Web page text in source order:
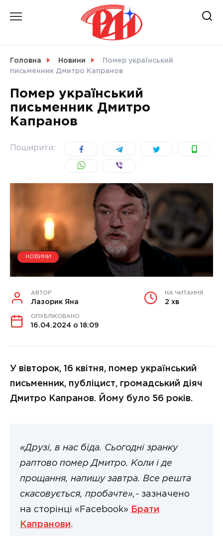
Головна Новини
Помер український
письменник Дмитро Капранов
Помер український
письменник Дмитро
Капранов
Поширити:
НОВИНИ
АВТОР
Лазорик Яна
НА ЧИТАННЯ
2 хв
ОПУБЛІКОВАНО
16.04.2024 о 18:09
У вівторок, 16 квітня, помер український
письменник, публіцист, громадський діяч
Дмитро Капранов. Йому було 56 років.
«Друзі, в нас біда. Сьогодні зранку
раптово помер Дмитро. Коли і де
прощання, напишу завтра. Все решта
скасовується, пробачте»,- зазначено
на сторінці «Facebook»
Брати
Капранови.